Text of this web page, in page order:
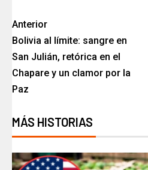
Anterior
Bolivia al límite: sangre en
San Julián, retórica en el
Chapare y un clamor por la
Paz
MÁS HISTORIAS